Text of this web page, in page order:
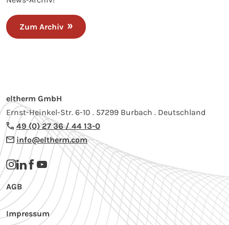
Zum Archiv
eltherm GmbH
Ernst-Heinkel-Str. 6-10 . 57299 Burbach . Deutschland
49 (0) 27 36 / 44 13-0
info@eltherm.com
AGB
Impressum